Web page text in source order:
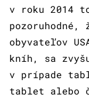
v roku 2014
pozoruhodné,
obyvateľov
kníh, sa
v prípade
tablet alebo